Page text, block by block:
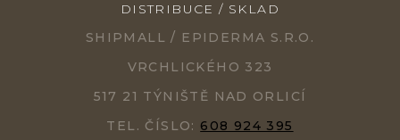
DISTRIBUCE / SKLAD
SHIPMALL / EPIDERMA S.R.O.
VRCHLICKÉHO 323
517 21 TÝNIŠTĚ NAD ORLICÍ
TEL. ČÍSLO: 608 924 395